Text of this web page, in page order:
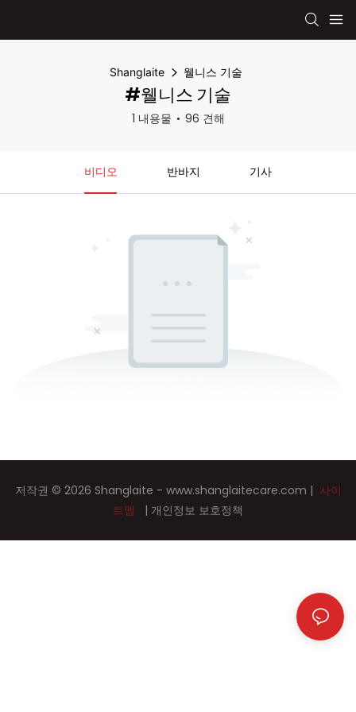
Shanglaite 웰니스 기술
#웰니스 기술
1 내용물 96 견해
비디오 반바지 기사
저작권 © 2026 Shanglaite - www.shanglaitecare.com | 사이
트맵
| 개인정보 보호정책